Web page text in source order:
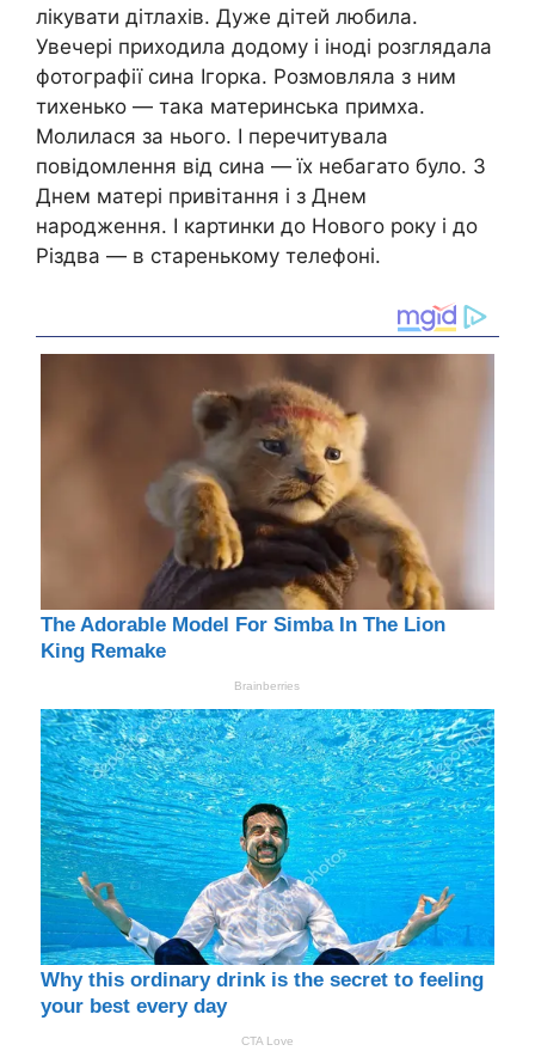
лікувати дітлахів. Дуже дітей любила.
Увечері приходила додому і іноді розглядала
фотографії сина Ігорка. Розмовляла з ним
тихенько — така материнська примха.
Молилася за нього. І перечитувала
повідомлення від сина — їх небагато було. З
Днем матері привітання і з Днем
народження. І картинки до Нового року і до
Різдва — в старенькому телефоні.